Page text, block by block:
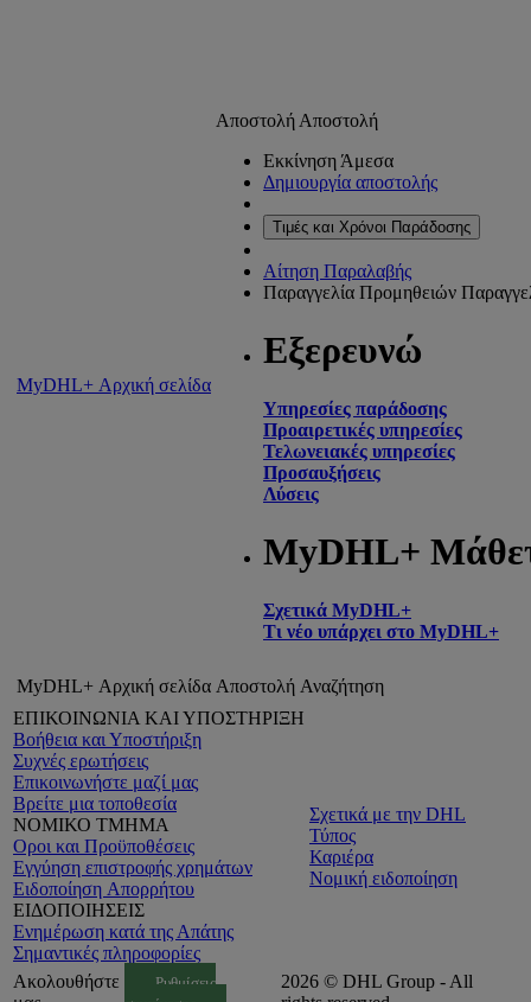
MyDHL+ Αρχική σελίδα
Αποστολή Αποστολή
Εκκίνηση Άμεσα
Δημιουργία αποστολής
Τιμές και Χρόνοι Παράδοσης
Αίτηση Παραλαβής
Παραγγελία Προμηθειών
Εξερευνώ
Υπηρεσίες παράδοσης
Προαιρετικές υπηρεσίες
Τελωνειακές υπηρεσίες
Προσαυξήσεις
Λύσεις
MyDHL+
Σχετικά MyDHL+
Τι νέο υπάρχει στο MyDHL+
MyDHL+ Αρχική σελίδα Αποστολή Αναζήτηση
ΕΠΙΚΟΙΝΩΝΙΑ ΚΑΙ ΥΠΟΣΤΗΡΙΞΗ
Βοήθεια και Υποστήριξη
Συχνές ερωτήσεις
Επικοινωνήστε μαζί μας
Βρείτε μια τοποθεσία
ΝΟΜΙΚΟ ΤΜΗΜΑ
Οροι και Προϋποθέσεις
Εγγύηση επιστροφής χρημάτων
Ειδοποίηση Aπορρήτου
ΕΙΔΟΠΟΙΗΣΕΙΣ
Ενημέρωση κατά της Απάτης
Σημαντικές πληροφορίες
Σχετικά με την DHL
Τύπος
Καριέρα
Νομική ειδοποίηση
Ακολουθήστε
Ρυθμίσεις
2026 © DHL Group - All